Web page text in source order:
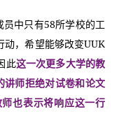
中只有58所学校的工
动，希望能够改变UUK
此这一次更多大学的教
讲师拒绝对试卷和论文
也表示将响应这一行